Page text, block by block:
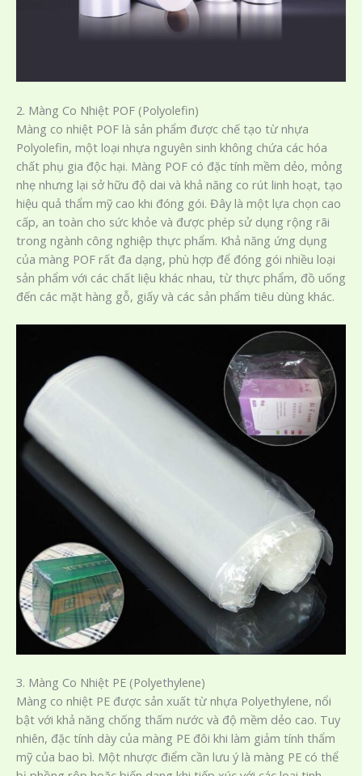
2. Màng Co Nhiệt POF (Polyolefin)
Màng co nhiệt POF là sản phẩm được chế tạo từ nhựa
Polyolefin, một loại nhựa nguyên sinh không chứa các hóa
chất phụ gia độc hại. Màng POF có đặc tính mềm dẻo, mỏng
nhẹ nhưng lại sở hữu độ dai và khả năng co rút linh hoạt, tạo
hiệu quả thẩm mỹ cao khi đóng gói. Đây là một lựa chọn cao
cấp, an toàn cho sức khỏe và được phép sử dụng rộng rãi
trong ngành công nghiệp thực phẩm. Khả năng ứng dụng
của màng POF rất đa dạng, phù hợp để đóng gói nhiều loại
sản phẩm với các chất liệu khác nhau, từ thực phẩm, đồ uống
đến các mặt hàng gỗ, giấy và các sản phẩm tiêu dùng khác.
3. Màng Co Nhiệt PE (Polyethylene)
Màng co nhiệt PE được sản xuất từ nhựa Polyethylene, nổi
bật với khả năng chống thấm nước và độ mềm dẻo cao. Tuy
nhiên, đặc tính dày của màng PE đôi khi làm giảm tính thẩm
mỹ của bao bì. Một nhược điểm cần lưu ý là màng PE có thể